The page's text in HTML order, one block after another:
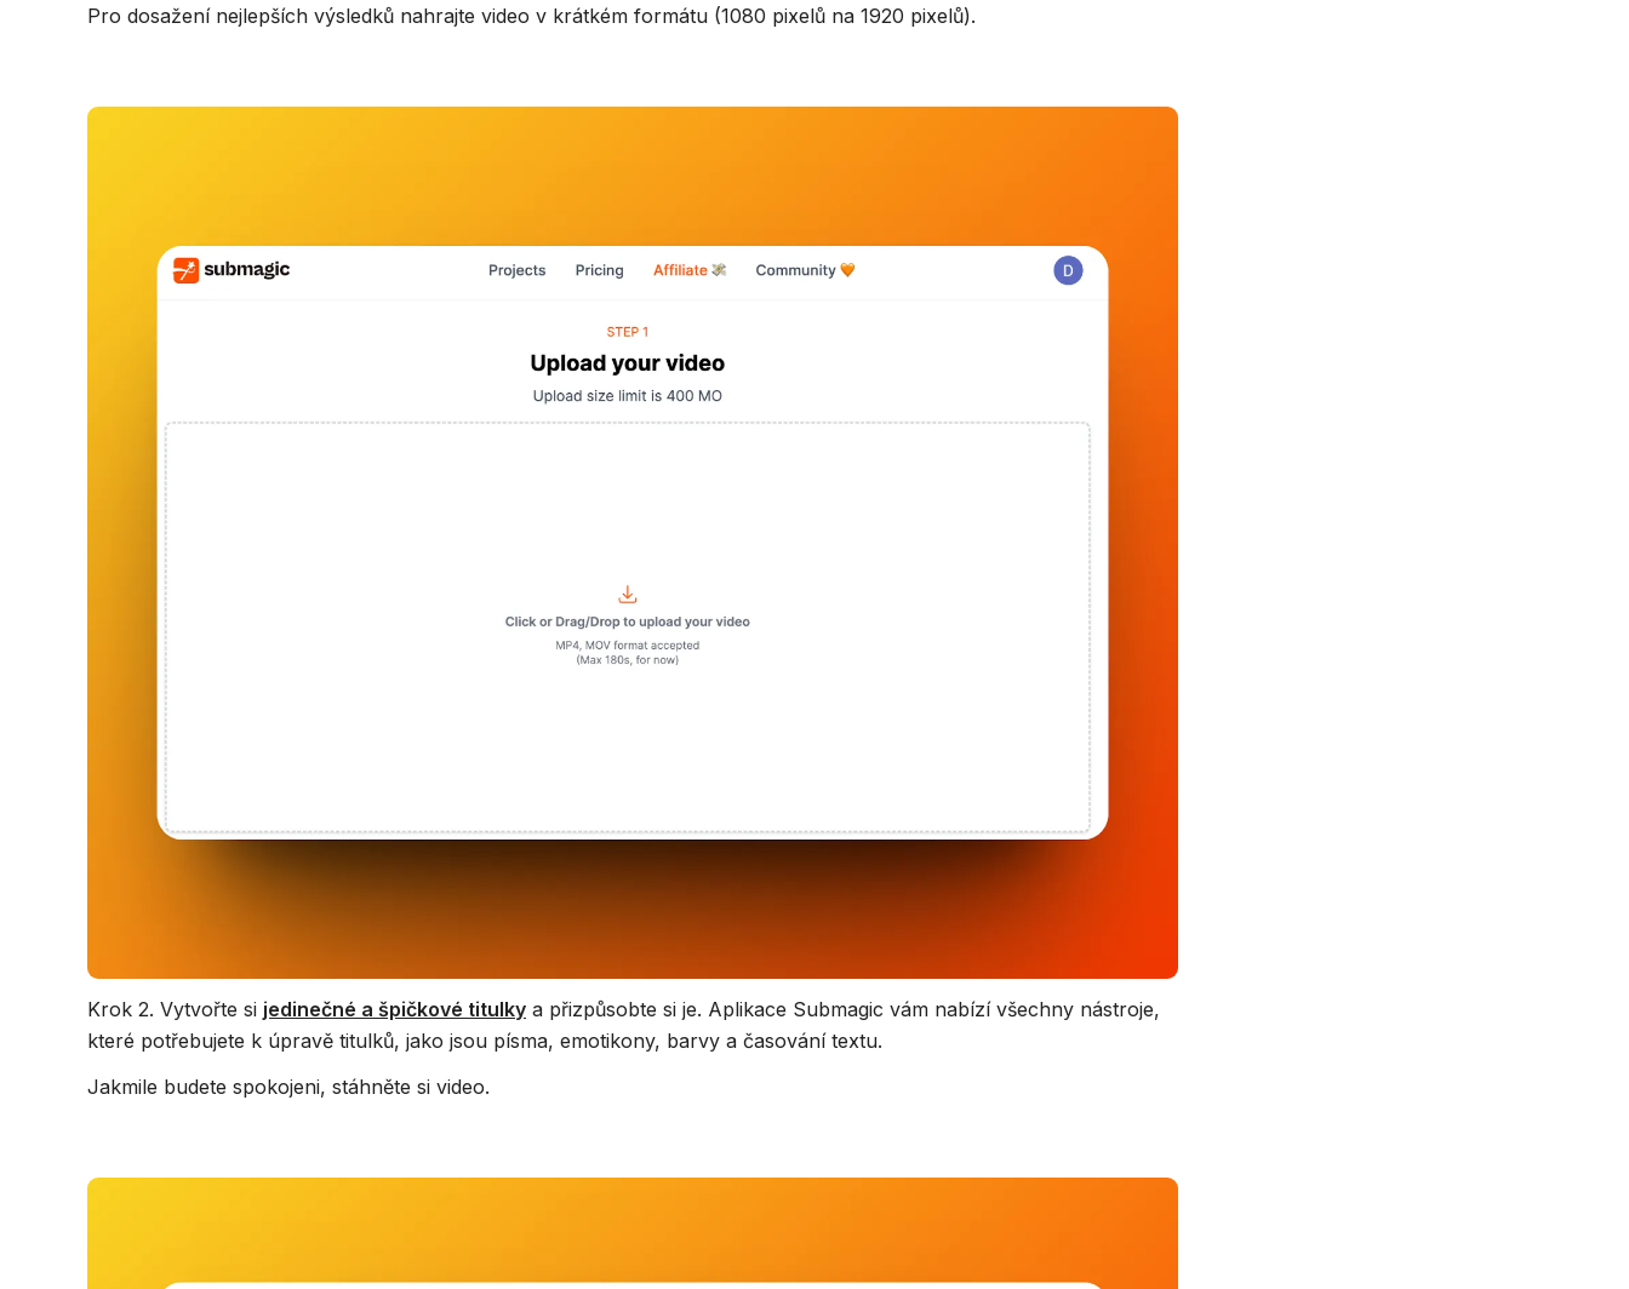
Pro dosažení nejlepších výsledků nahrajte video v krátkém formátu (1080 pixelů na 1920 pixelů).
Krok 2. Vytvořte si jedinečné a špičkové titulky a přizpůsobte si je. Aplikace Submagic vám nabízí všechny nástroje,
které potřebujete k úpravě titulků, jako jsou písma, emotikony, barvy a časování textu.
Jakmile budete spokojeni, stáhněte si video.